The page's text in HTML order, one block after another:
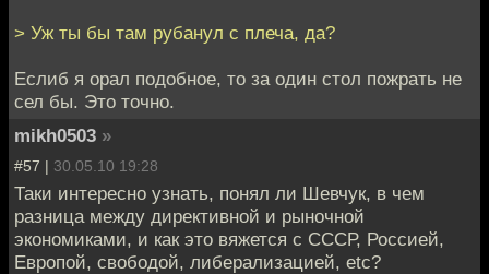
> Уж ты бы там рубанул с плеча, да?
Еслиб я орал подобное, то за один стол пожрать не
сел бы. Это точно.
mikh0503 »
#57 | 30.05.10 19:28
Таки интересно узнать, понял ли Шевчук, в чем
разница между директивной и рыночной
экономиками, и как это вяжется с СССР, Россией,
Европой, свободой, либерализацией, etc?